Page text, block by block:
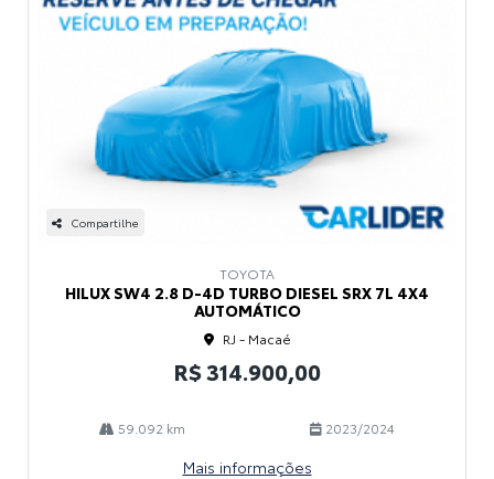
Compartilhe
TOYOTA
HILUX SW4 2.8 D-4D TURBO DIESEL SRX 7L 4X4
AUTOMÁTICO
RJ - Macaé
R$ 314.900,00
59.092 km 2023/2024
Mais informações